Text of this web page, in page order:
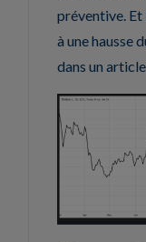
préventive.
à une hausse
dans un